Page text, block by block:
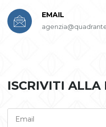
EMAIL
ISCRIVITI ALLA